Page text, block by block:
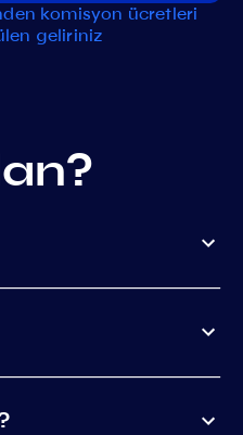
komisyon ücretleri
geliriniz